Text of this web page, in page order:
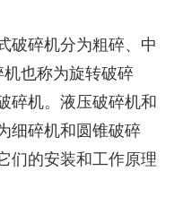
碎机分为粗碎、中
也称为旋转破碎
碎机。液压破碎机和
细碎机和圆锥破碎
们的安装和工作原理